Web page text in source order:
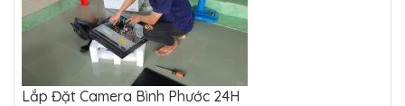
Lắp Đặt Camera Bình Phước 24H